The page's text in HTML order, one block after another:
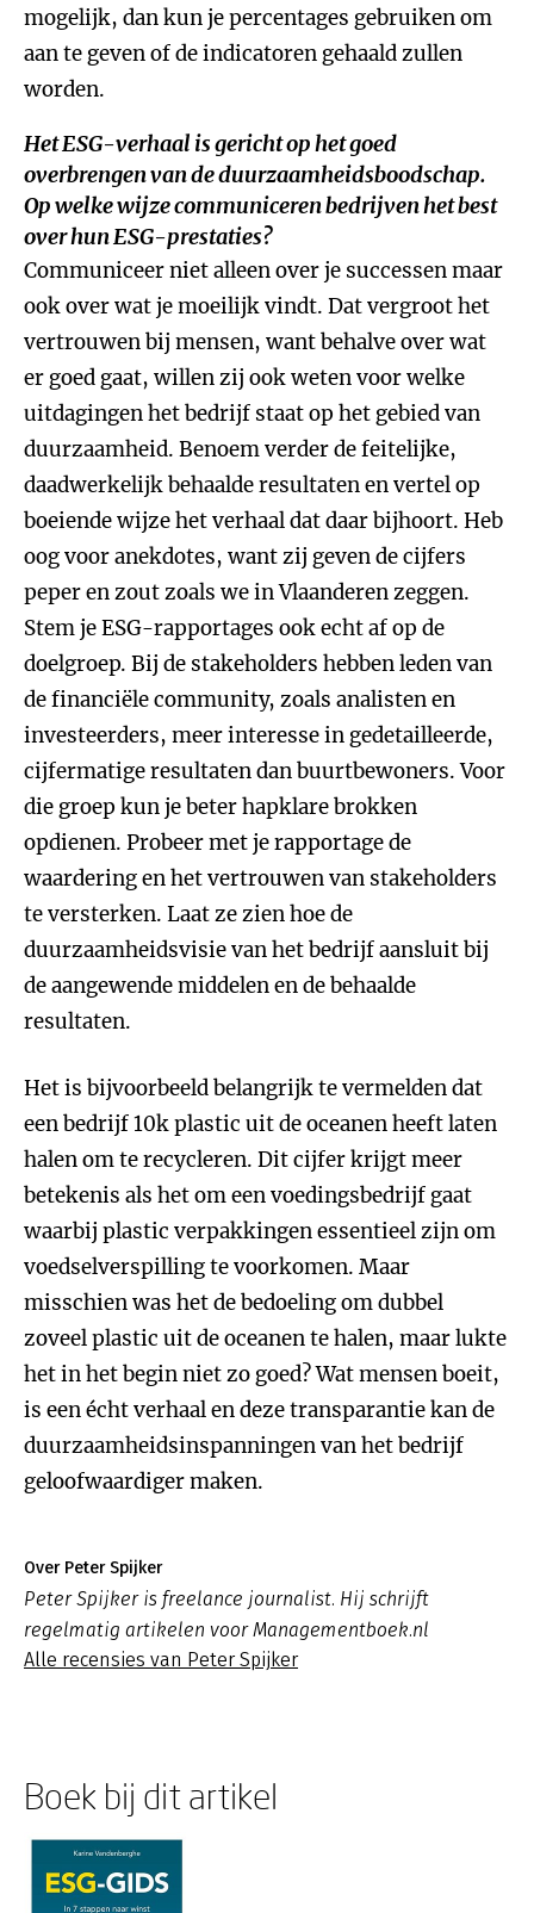
mogelijk, dan kun je percentages gebruiken om
aan te geven of de indicatoren gehaald zullen
worden.
Het ESG-verhaal is gericht op het goed
overbrengen van de duurzaamheidsboodschap.
Op welke wijze communiceren bedrijven het best
over hun ESG-prestaties?
Communiceer niet alleen over je successen maar
ook over wat je moeilijk vindt. Dat vergroot het
vertrouwen bij mensen, want behalve over wat
er goed gaat, willen zij ook weten voor welke
uitdagingen het bedrijf staat op het gebied van
duurzaamheid. Benoem verder de feitelijke,
daadwerkelijk behaalde resultaten en vertel op
boeiende wijze het verhaal dat daar bijhoort. Heb
oog voor anekdotes, want zij geven de cijfers
peper en zout zoals we in Vlaanderen zeggen.
Stem je ESG-rapportages ook echt af op de
doelgroep. Bij de stakeholders hebben leden van
de financiële community, zoals analisten en
investeerders, meer interesse in gedetailleerde,
cijfermatige resultaten dan buurtbewoners. Voor
die groep kun je beter hapklare brokken
opdienen. Probeer met je rapportage de
waardering en het vertrouwen van stakeholders
te versterken. Laat ze zien hoe de
duurzaamheidsvisie van het bedrijf aansluit bij
de aangewende middelen en de behaalde
resultaten.
Het is bijvoorbeeld belangrijk te vermelden dat
een bedrijf 10k plastic uit de oceanen heeft laten
halen om te recycleren. Dit cijfer krijgt meer
betekenis als het om een voedingsbedrijf gaat
waarbij plastic verpakkingen essentieel zijn om
voedselverspilling te voorkomen. Maar
misschien was het de bedoeling om dubbel
zoveel plastic uit de oceanen te halen, maar lukte
het in het begin niet zo goed? Wat mensen boeit,
is een écht verhaal en deze transparantie kan de
duurzaamheidsinspanningen van het bedrijf
geloofwaardiger maken.
Over Peter Spijker
Peter Spijker is freelance journalist. Hij schrijft
regelmatig artikelen voor Managementboek.nl
Alle recensies van Peter Spijker
Boek bij dit artikel